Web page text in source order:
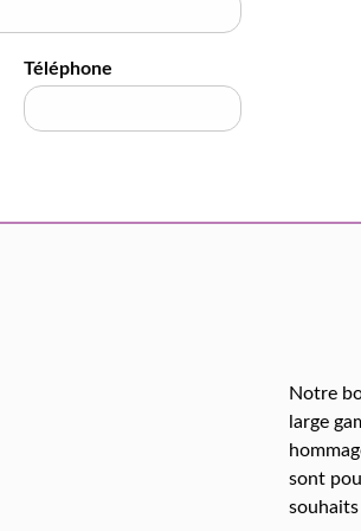
Téléphone
Notre
large
sont